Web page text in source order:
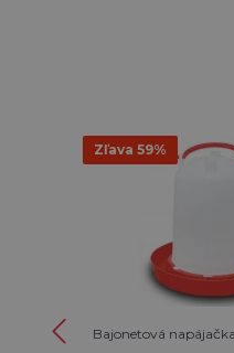
Zľava 59%
Bajonetová